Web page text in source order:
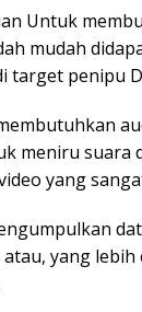
Untuk
mudah
target penipu
meniru suara
yang
yang lebih